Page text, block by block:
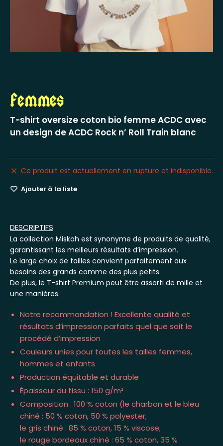
Femmes
T-shirt oversize coton bio femme ACDC avec
un design de ACDC Rock n’ Roll Train blanc
Ce produit est actuellement en rupture et indisponible.
Ajouter à la liste
DESCRIPTIFS
La collection Miskoh est synonyme de produits de qualité,
garantissant les meilleurs résultats d’impression.
Le large choix de tailles convient parfaitement aux
besoins des grands comme des plus petits.
De plus, le T-shirt Premium peut être assorti de mille et
une manières.
Notre recommandation ! Excellente qualité et
résultats d’impression parfaits quel que soit le
procédé d’impression
Couleurs unies pour toutes les tailles femmes,
hommes et enfants
Production équitable et durable
Épaisseur du tissu : 150 g/m²
Composition : 100 % coton (le charbon et le bleu
chiné : 50 % coton, 50 % polyester;
le gris chiné : 85 % coton, 15 % viscose;
le rouge bordeaux chiné : 65 % coton, 35 %